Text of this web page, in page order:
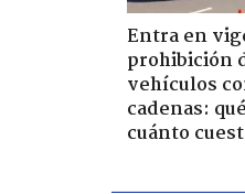
Entra en
prohibición
vehículos
cadenas:
cuánto